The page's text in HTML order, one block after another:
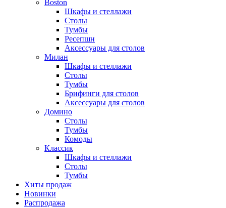
Boston
Шкафы и стеллажи
Столы
Тумбы
Ресепшн
Аксессуары для столов
Милан
Шкафы и стеллажи
Столы
Тумбы
Брифинги для столов
Аксессуары для столов
Домино
Столы
Тумбы
Комоды
Классик
Шкафы и стеллажи
Столы
Тумбы
Хиты продаж
Новинки
Распродажа